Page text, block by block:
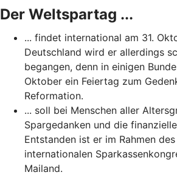
Der Weltspartag ...
... findet international am 31.
Deutschland wird er allerdings
begangen, denn in einigen
Oktober ein Feiertag zum
Reformation.
... soll bei Menschen aller
Spargedanken und die
Entstanden ist er im Rahmen
internationalen
Mailand.